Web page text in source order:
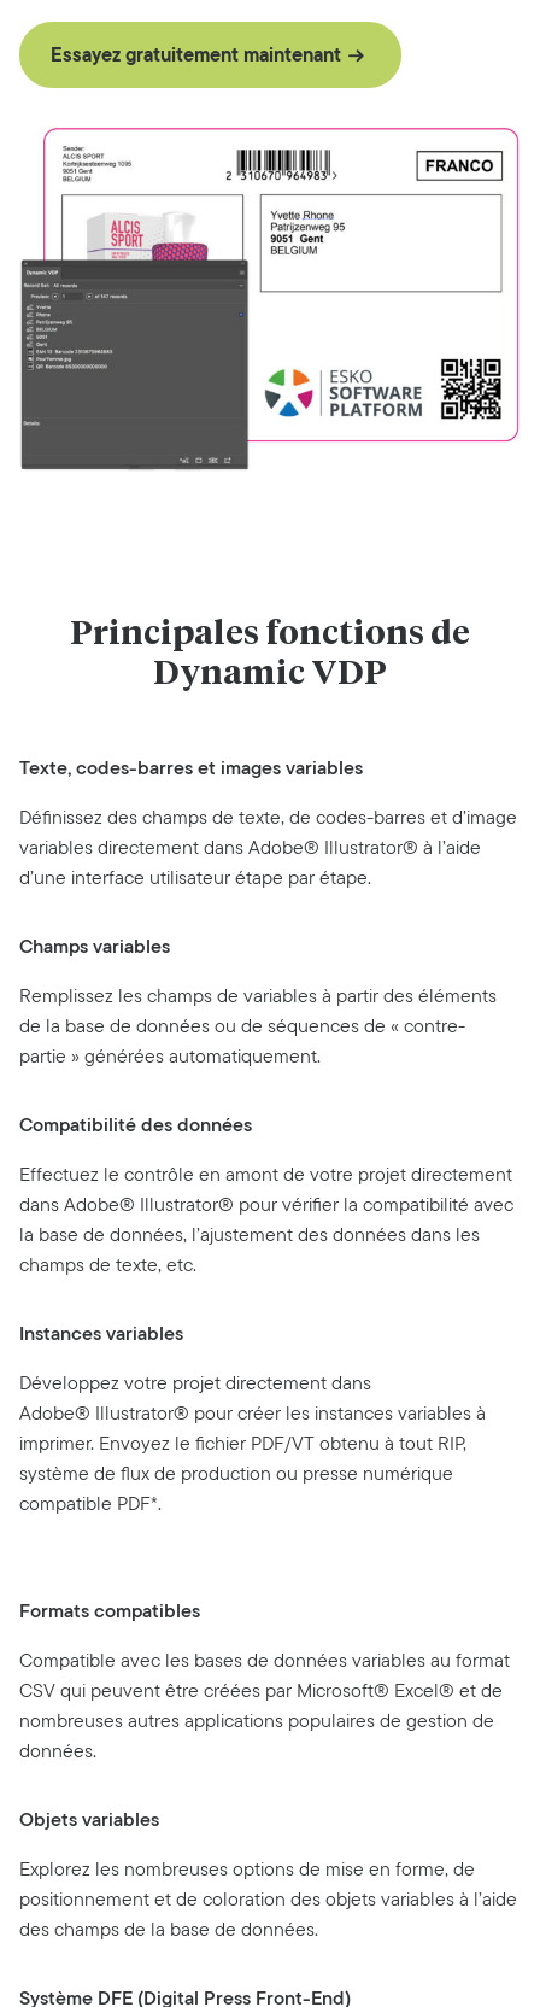
Essayez gratuitement maintenant
Principales fonctions de
Dynamic VDP
Texte, codes-barres et images variables
Définissez des champs de texte, de codes-barres et d’image
variables directement dans Adobe® Illustrator® à l’aide
d’une interface utilisateur étape par étape.
Champs variables
Remplissez les champs de variables à partir des éléments
de la base de données ou de séquences de « contre-
partie » générées automatiquement.
Compatibilité des données
Effectuez le contrôle en amont de votre projet directement
dans Adobe® Illustrator® pour vérifier la compatibilité avec
la base de données, l’ajustement des données dans les
champs de texte, etc.
Instances variables
Développez votre projet directement dans
Adobe® Illustrator® pour créer les instances variables à
imprimer. Envoyez le fichier PDF/VT obtenu à tout RIP,
système de flux de production ou presse numérique
compatible PDF*.
Formats compatibles
Compatible avec les bases de données variables au format
CSV qui peuvent être créées par Microsoft® Excel® et de
nombreuses autres applications populaires de gestion de
données.
Objets variables
Explorez les nombreuses options de mise en forme, de
positionnement et de coloration des objets variables à l’aide
des champs de la base de données.
Système DFE (Digital Press Front-End)